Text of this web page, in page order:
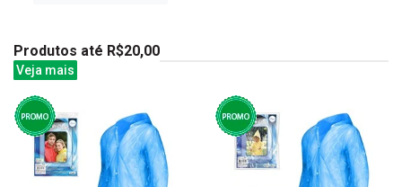
Produtos até R$20,00
Veja mais